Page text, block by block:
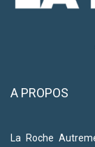
A PROPOS
La Roche